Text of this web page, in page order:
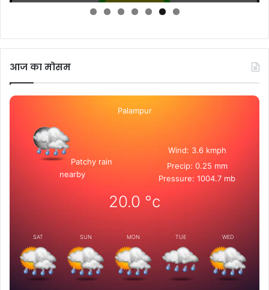
आज का मोसम
Palampur
Patchy rain
nearby
Wind: 3.6 kmph
Precip: 0.25 mm
Pressure: 1004.7 mb
20.0 °c
SAT SUN MON TUE WED